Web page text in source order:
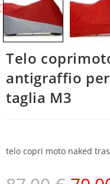
Telo
antigraffio per
taglia M3
telo copri moto naked